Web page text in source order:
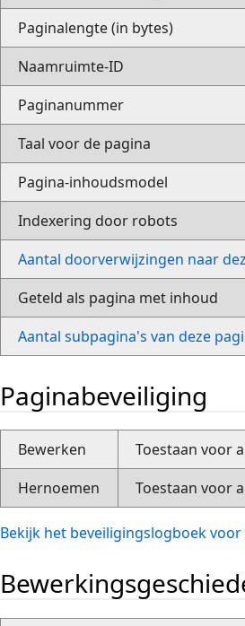
Paginalengte (in bytes)
Naamruimte-ID
Paginanummer
Taal voor de pagina
Pagina-inhoudsmodel
Indexering door robots
Aantal doorverwijzingen naar
Geteld als pagina met inhoud
Aantal subpagina's van deze
Paginabeveiliging
Bewerken
Toestaan voor
Hernoemen
Toestaan voor
Bekijk het beveiligingslogboek voor